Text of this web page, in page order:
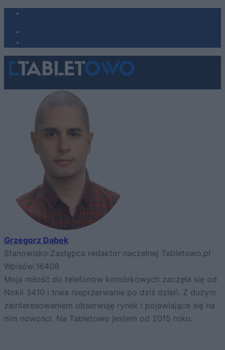
Grzegorz Dąbek
Stanowisko:Zastępca redaktor naczelnej Tabletowo.pl
Wpisów:16408
Moja miłość do telefonów komórkowych zaczęła się od
Nokii 3410 i trwa nieprzerwanie po dziś dzień. Z dużym
zainteresowaniem obserwuję rynek i pojawiające się na
nim nowości. Na Tabletowo jestem od 2015 roku.